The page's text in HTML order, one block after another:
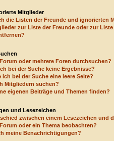
Mitglieder
die Listen der Freunde und ignorierten
zur Liste der Freunde oder zur
oder mehrere Foren durchsuchen?
bei der Suche keine Ergebnisse?
ich bei der Suche eine leere Seite?
Mitgliedern suchen?
eigenen Beiträge und Themen finden?
und Lesezeichen
zwischen einem Lesezeichen und
oder ein Thema beobachten?
meine Benachrichtigungen?